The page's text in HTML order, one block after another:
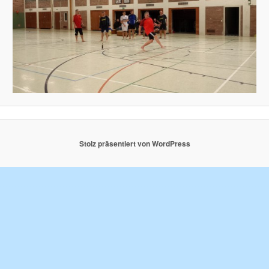
Stolz präsentiert von WordPress